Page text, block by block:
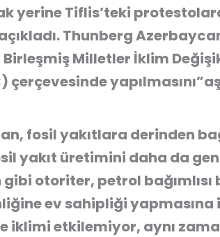
yerine Tiflis’teki
Thunberg
Birleşmiş Milletler İklim
çerçevesinde
fosil yakıtlara derinden
yakıt üretimini daha da
otoriter, petrol bağımlısı
ev sahipliği yapmasına
iklimi etkilemiyor, aynı